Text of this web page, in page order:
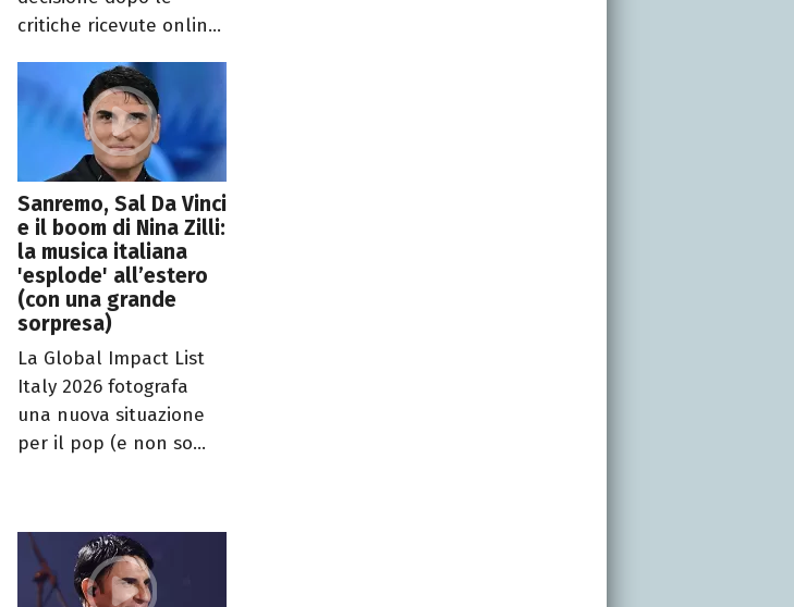
critiche ricevute onlin...
Sanremo, Sal Da Vinci
e il boom di Nina Zilli:
la musica italiana
'esplode' all’estero
(con una grande
sorpresa)
La Global Impact List
Italy 2026 fotografa
una nuova situazione
per il pop (e non so...